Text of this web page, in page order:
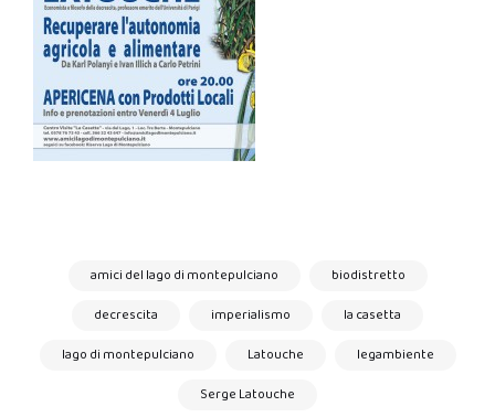
amici del lago di montepulciano
biodistretto
decrescita
imperialismo
la casetta
lago di montepulciano
Latouche
legambiente
Serge Latouche